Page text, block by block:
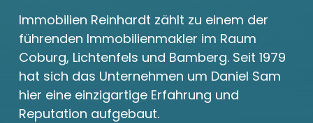
Immobilien Reinhardt zählt zu einem der
führenden Immobilienmakler im Raum
Coburg, Lichtenfels und Bamberg. Seit 1979
hat sich das Unternehmen um Daniel Sam
hier eine einzigartige Erfahrung und
Reputation aufgebaut.